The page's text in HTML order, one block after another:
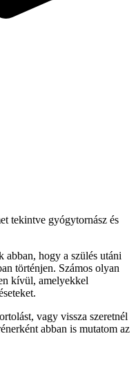
tekintve gyógytornász és
abban, hogy a szülés utáni
történjen. Számos olyan
kívül, amelyekkel
vagy vissza szeretnél
abban is mutatom az